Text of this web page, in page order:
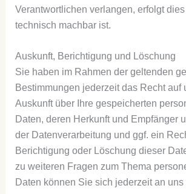
Verantwortlichen verlangen, erfolgt
technisch machbar ist.
Auskunft, Berichtigung und Löschung
Sie haben im Rahmen der geltenden
Bestimmungen jederzeit das Recht auf
Auskunft über Ihre gespeicherten
Daten, deren Herkunft und Empfänger
der Datenverarbeitung und ggf. ein
Berichtigung oder Löschung dieser
zu weiteren Fragen zum Thema
Daten können Sie sich jederzeit an uns